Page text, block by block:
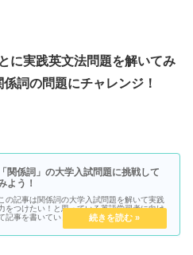
に実践英文法問題を解いてみ
詞の問題にチャレンジ！
「関係詞」の大学入試問題に挑戦して
よう！
この記事は関係詞の大学入試問題を解いて実践
をつけたい！と思っている英語学習者に向け
記事を書いています。